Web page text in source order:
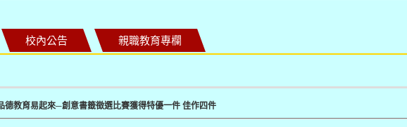
校內公告 親職教育專欄
德教育易起來─創意書籤徵選比賽獲得特優一件 佳作四件